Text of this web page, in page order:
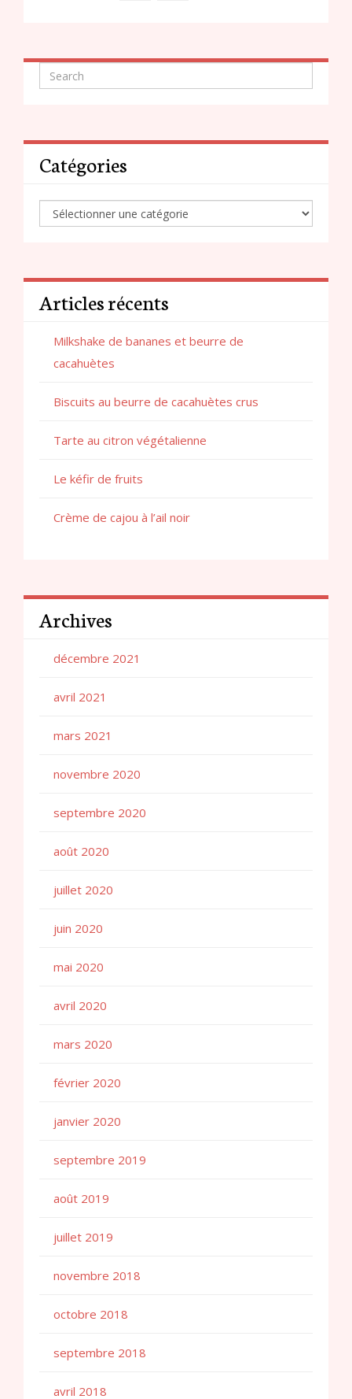
Catégories
Articles récents
Milkshake de bananes et beurre de
cacahuètes
Biscuits au beurre de cacahuètes crus
Tarte au citron végétalienne
Le kéfir de fruits
Crème de cajou à l’ail noir
Archives
décembre 2021
avril 2021
mars 2021
novembre 2020
septembre 2020
août 2020
juillet 2020
juin 2020
mai 2020
avril 2020
mars 2020
février 2020
janvier 2020
septembre 2019
août 2019
juillet 2019
novembre 2018
octobre 2018
septembre 2018
avril 2018